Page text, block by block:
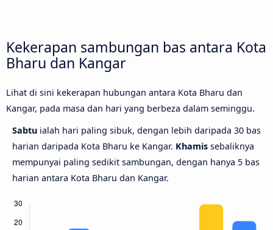
Kekerapan sambungan bas antara Kota
Bharu dan Kangar
Lihat di sini kekerapan hubungan antara Kota Bharu dan
Kangar, pada masa dan hari yang berbeza dalam seminggu.
Sabtu ialah hari paling sibuk, dengan lebih daripada 30 bas
harian daripada Kota Bharu ke Kangar. Khamis sebaliknya
mempunyai paling sedikit sambungan, dengan hanya 5 bas
harian antara Kota Bharu dan Kangar.